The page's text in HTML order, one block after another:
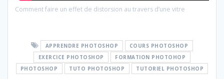
Comment faire un effet de distorsion au travers d’une vitre
APPRENDRE PHOTOSHOP
COURS PHOTOSHOP
EXERCICE PHOTOSHOP
FORMATION PHOTOHOP
PHOTOSHOP
TUTO PHOTOSHOP TUTORIEL PHOTOSHOP